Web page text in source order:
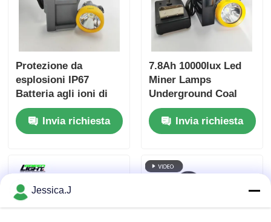
Protezione da
esplosioni IP67
Batteria agli ioni di
litio Led Lampada di
sicurezza per
minatori Lampada per
Light Ricaricabile
7800mah
Invia richiesta
7.8Ah 10000lux Led
Miner Lamps
Underground Coal
Mining Helmet Lamp
Rechargeable
Invia richiesta
Jessica.J